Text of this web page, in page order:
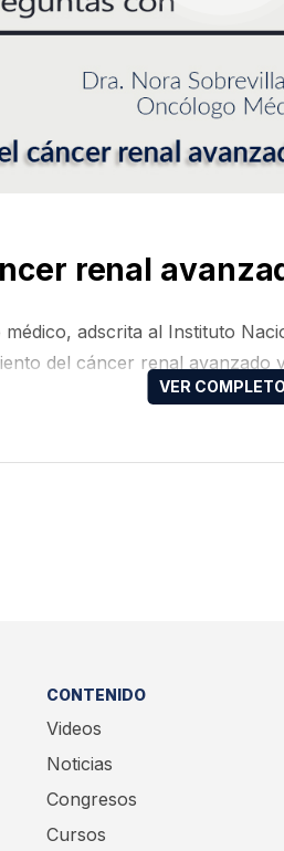
renal
adscrita al Instituto
del cáncer renal avanzado
CONTENIDO
Videos
Noticias
Congresos
Cursos